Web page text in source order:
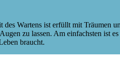
Wartens ist erfüllt mit Träumen
zu lassen. Am einfachsten ist
braucht.